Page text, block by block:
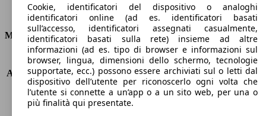
Consumi
Motore e Prestazioni
KW (PS)
74 kW (100 PS)
Accelerazione (0-100 km/h) 10.7s
Velocità massima (km/h)
186 km/h
Numero di marce
5
Cookie, identificatori del dispositivo o analoghi
identificatori online (ad es. identificatori basati
sull’accesso, identificatori assegnati casualmente,
identificatori basati sulla rete) insieme ad altre
informazioni (ad es. tipo di browser e informazioni sul
browser, lingua, dimensioni dello schermo, tecnologie
supportate, ecc.) possono essere archiviati sul o letti dal
dispositivo dell’utente per riconoscerlo ogni volta che
l’utente si connette a un’app o a un sito web, per una o
più finalità qui presentate.